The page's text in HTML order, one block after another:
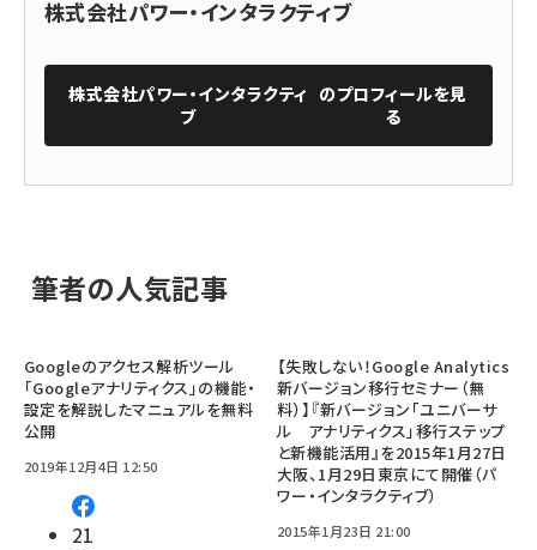
株式会社パワー・インタラクティブ
株式会社パワー・インタラクティ
ブ
のプロフィールを見
る
筆者の人気記事
Googleのアクセス解析ツール
「Googleアナリティクス」の機能・
設定を解説したマニュアルを無料
公開
2019年12月4日 12:50
21
【失敗しない！Google Analytics
新バージョン移行セミナー（無
料）】『新バージョン「ユニバーサ
ル アナリティクス」移行ステップ
と新機能活用』を2015年1月27日
大阪、1月29日東京にて開催（パ
ワー・インタラクティブ）
2015年1月23日 21:00